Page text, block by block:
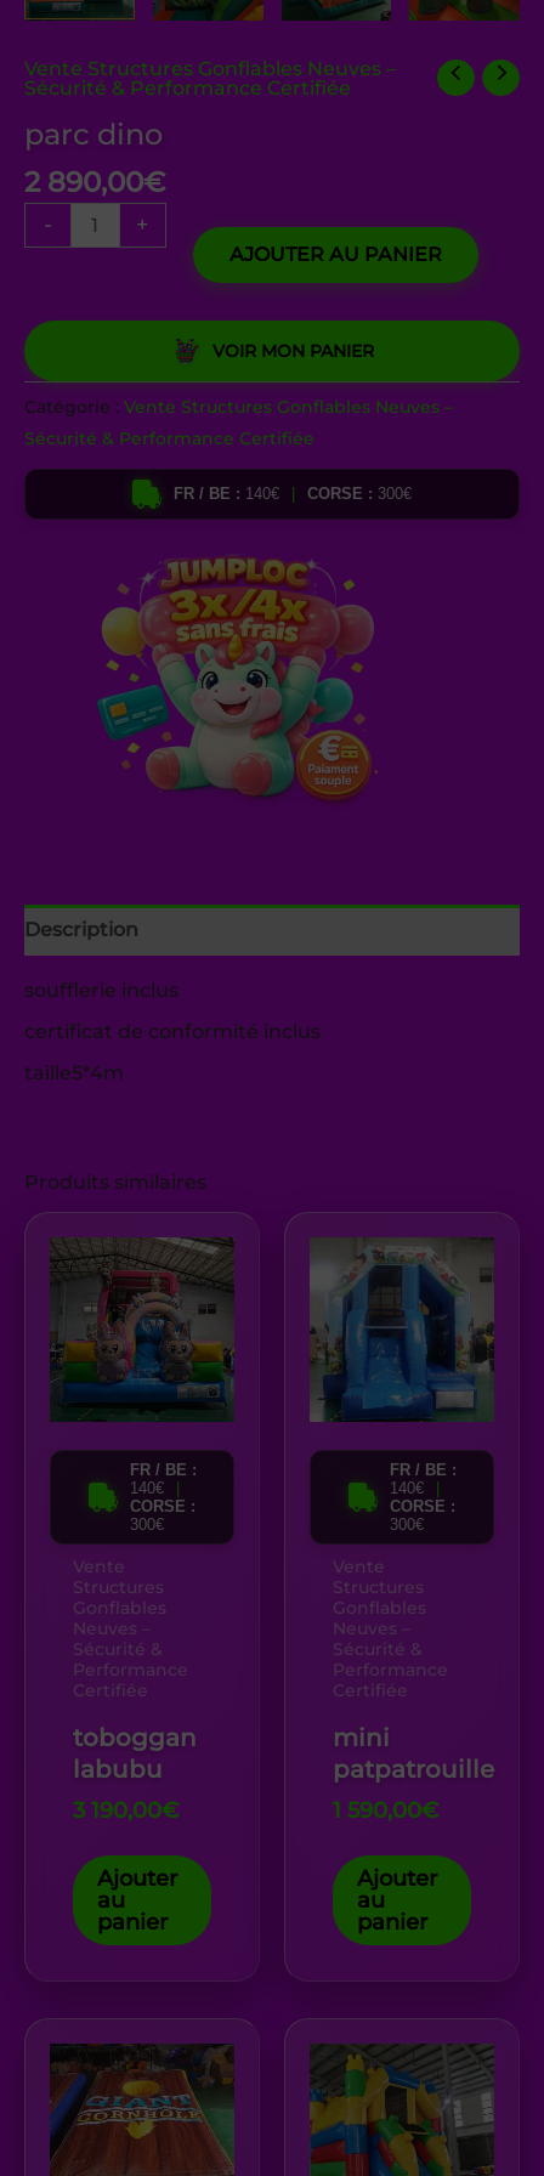
Vente Structures Gonflables Neuves –
Sécurité & Performance Certifiée
parc dino
2 890,00€
- +
AJOUTER AU PANIER
VOIR MON PANIER
Catégorie : Vente Structures Gonflables Neuves –
Sécurité & Performance Certifiée
FR / BE : 140€ CORSE : 300€
Description
soufflerie inclus
certificat de conformité inclus
taille5*4m
Produits similaires
FR / BE :
140€
CORSE :
300€
Vente
Structures
Gonflables
Neuves –
Sécurité &
Performance
Certifiée
toboggan
labubu
3 190,00€
Ajouter
au
panier
FR / BE :
140€
CORSE :
300€
Vente
Structures
Gonflables
Neuves –
Sécurité &
Performance
Certifiée
mini
patpatrouille
1 590,00€
Ajouter
au
panier